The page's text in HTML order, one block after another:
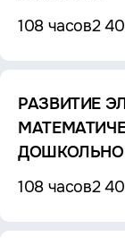
108 часов2
РАЗВИТИЕ
108 часов2